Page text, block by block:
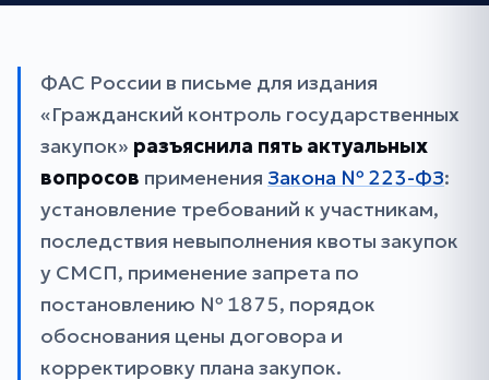
ФАС России в письме для издания
«Гражданский контроль государственных
закупок» разъяснила пять актуальных
вопросов применения Закона № 223-ФЗ:
установление требований к участникам,
последствия невыполнения квоты закупок
у СМСП, применение запрета по
постановлению № 1875, порядок
обоснования цены договора и
корректировку плана закупок.